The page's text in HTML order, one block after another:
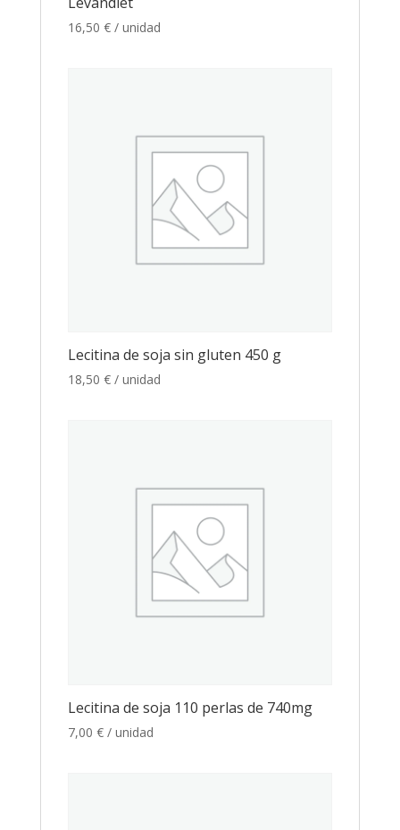
16,50 € / unidad
Lecitina de soja sin gluten 450 g
18,50 € / unidad
Lecitina de soja 110 perlas de 740mg
7,00 € / unidad